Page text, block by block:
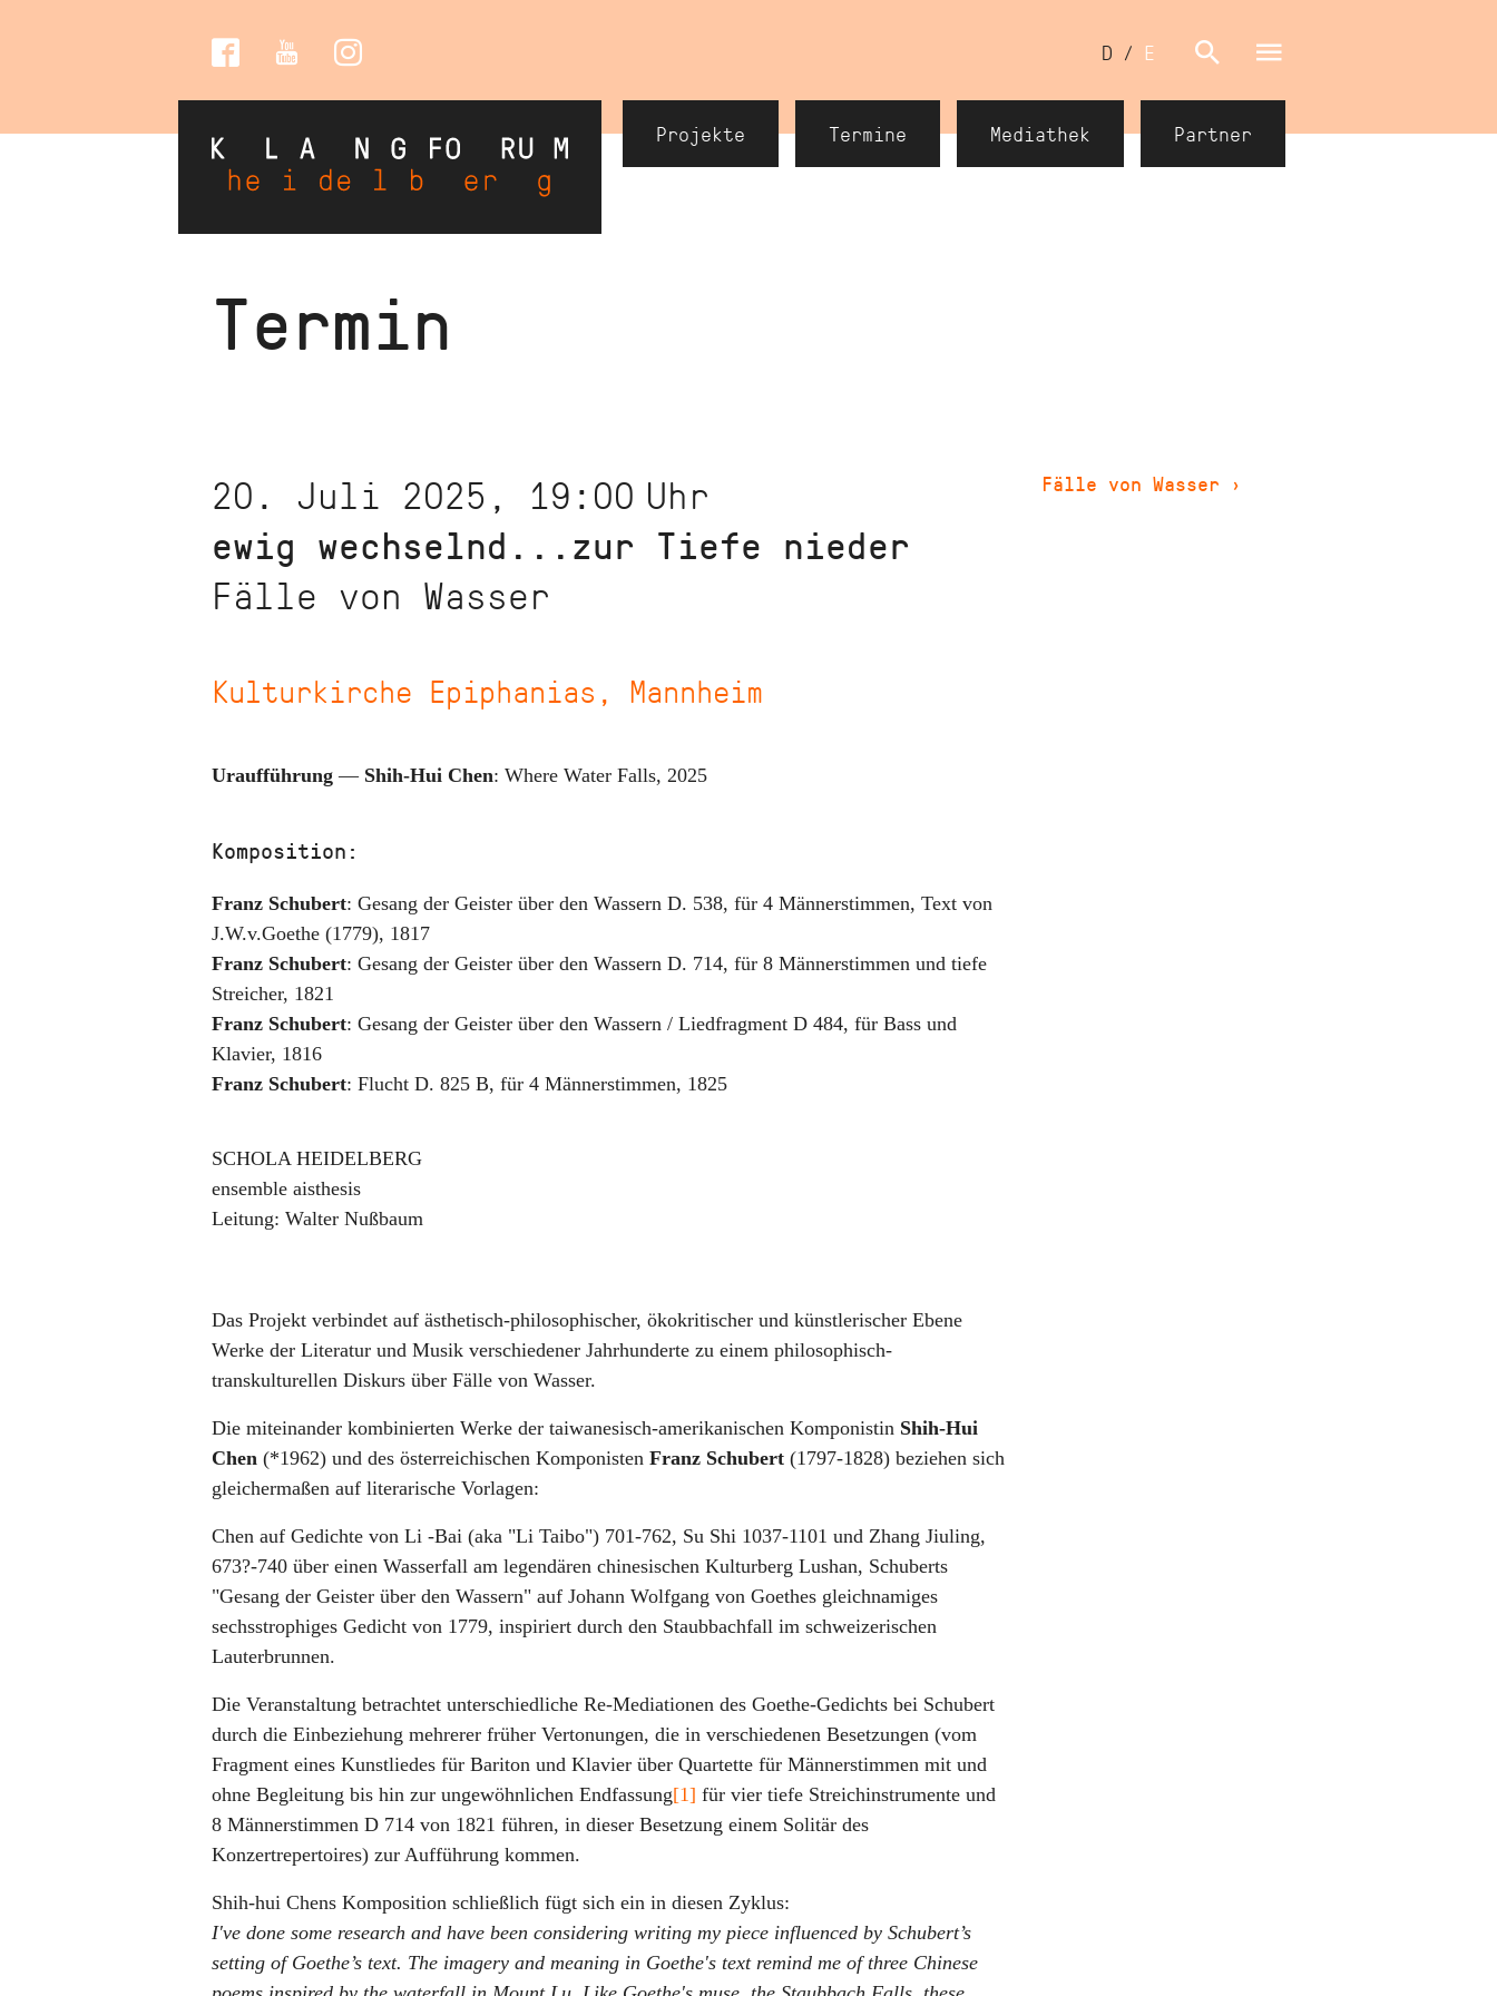
Sprachumschalter
D / E
Social
Header
Navigation
Projekte Termine Mediathek Partner
Termin
20. Juli 2025, 19:00 Uhr
ewig wechselnd...zur Tiefe nieder
Fälle von Wasser
Kulturkirche Epiphanias, Mannheim
Uraufführung — Shih-Hui Chen: Where Water Falls, 2025
Komposition:
Franz Schubert: Gesang der Geister über den Wassern D. 538, für 4 Männerstimmen, Text von
J.W.v.Goethe (1779), 1817
Franz Schubert: Gesang der Geister über den Wassern D. 714, für 8 Männerstimmen und tiefe
Streicher, 1821
Franz Schubert: Gesang der Geister über den Wassern / Liedfragment D 484, für Bass und
Klavier, 1816
Franz Schubert: Flucht D. 825 B, für 4 Männerstimmen, 1825
SCHOLA HEIDELBERG
ensemble aisthesis
Leitung: Walter Nußbaum
Das Projekt verbindet auf ästhetisch-philosophischer, ökokritischer und künstlerischer Ebene
Werke der Literatur und Musik verschiedener Jahrhunderte zu einem philosophisch-
transkulturellen Diskurs über Fälle von Wasser.
Die miteinander kombinierten Werke der taiwanesisch-amerikanischen Komponistin Shih-Hui
Chen (*1962) und des österreichischen Komponisten Franz Schubert (1797-1828) beziehen sich
gleichermaßen auf literarische Vorlagen:
Chen auf Gedichte von Li -Bai (aka "Li Taibo") 701-762, Su Shi 1037-1101 und Zhang Jiuling,
673?-740 über einen Wasserfall am legendären chinesischen Kulturberg Lushan, Schuberts
"Gesang der Geister über den Wassern" auf Johann Wolfgang von Goethes gleichnamiges
sechsstrophiges Gedicht von 1779, inspiriert durch den Staubbachfall im schweizerischen
Lauterbrunnen.
Die Veranstaltung betrachtet unterschiedliche Re-Mediationen des Goethe-Gedichts bei Schubert
durch die Einbeziehung mehrerer früher Vertonungen, die in verschiedenen Besetzungen (vom
Fragment eines Kunstliedes für Bariton und Klavier über Quartette für Männerstimmen mit und
ohne Begleitung bis hin zur ungewöhnlichen Endfassung[1] für vier tiefe Streichinstrumente und
8 Männerstimmen D 714 von 1821 führen, in dieser Besetzung einem Solitär des
Konzertrepertoires) zur Aufführung kommen.
Shih-hui Chens Komposition schließlich fügt sich ein in diesen Zyklus:
I've done some research and have been considering writing my piece influenced by Schubert’s
setting of Goethe’s text. The imagery and meaning in Goethe's text remind me of three Chinese
Fälle von Wasser ›